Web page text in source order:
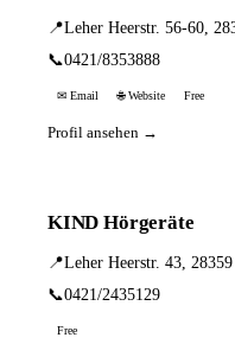
📍Leher Heerstr. 56-60,
📞0421/8353888
✉ Email 🌐 Website Free
Profil ansehen →
KIND Hörgeräte
📍Leher Heerstr. 43,
📞0421/2435129
Free